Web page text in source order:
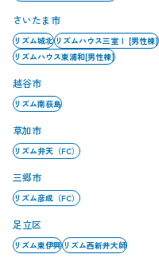
さいたま市
リズム城北リズムハウス三室Ⅰ [男性棟]
リズムハウス東浦和[男性棟]
越谷市
リズム南荻島
草加市
リズム弁天（FC）
三郷市
リズム彦成（FC）
足立区
リズム東伊興リズム西新井大師